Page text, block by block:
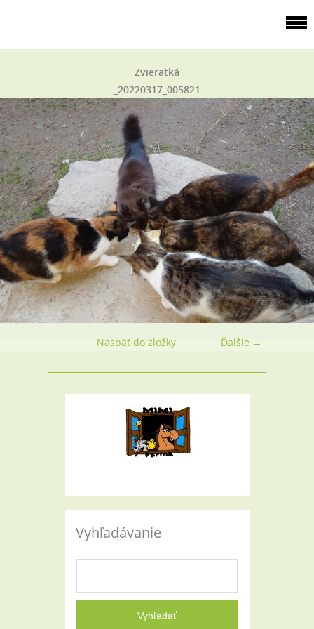
Zvieratká
_20220317_005821
Ďalšie →
Naspäť do zložky
Vyhľadávanie